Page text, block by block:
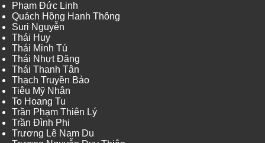
Phạm Đức Linh
Quách Hồng Hanh Thông
Suri Nguyễn
Thái Huy
Thái Minh Tú
Thái Nhựt Đăng
Thái Thanh Tân
Thạch Truyền Bảo
Tiêu Mỹ Nhân
To Hoang Tu
Trần Phạm Thiên Lý
Trần Đình Phi
Trương Lê Nam Du